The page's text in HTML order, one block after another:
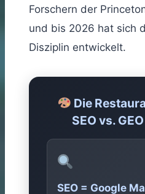
Forschern der
und bis 2026 hat sich
Disziplin entwickelt.
Die
SEO vs.
SEO = Google